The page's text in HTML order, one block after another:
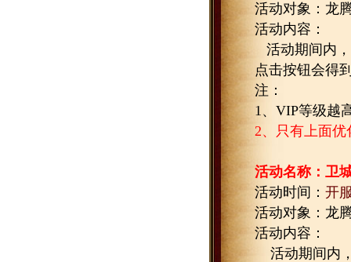
活动对象：龙
活动内容：
活动期间内
点击按钮会得
注：
1、 VIP等级越
2、只有上面
活动名称：卫
活动时间： 开
活动对象：龙
活动内容：
活动期间内